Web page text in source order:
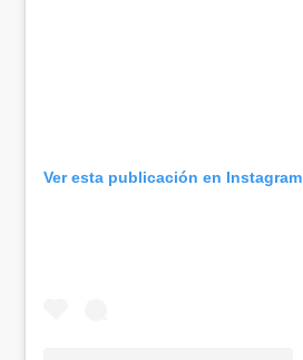
Ver esta publicación en Instagram